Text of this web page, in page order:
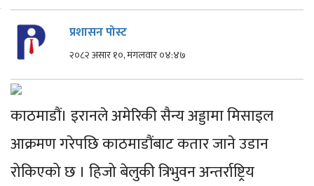
प्रशासन पोस्ट
२०८२ असार १०, मंगलवार ०४:४७
काठमाडौं। इरानले अमेरिकी सैन्य अड्डामा मिसाइल
आक्रमण गरेपछि काठमाडौंबाट कतार जाने उडान
रोकिएको छ । हिजो बेलुकी त्रिभुवन अन्तर्राष्ट्रिय